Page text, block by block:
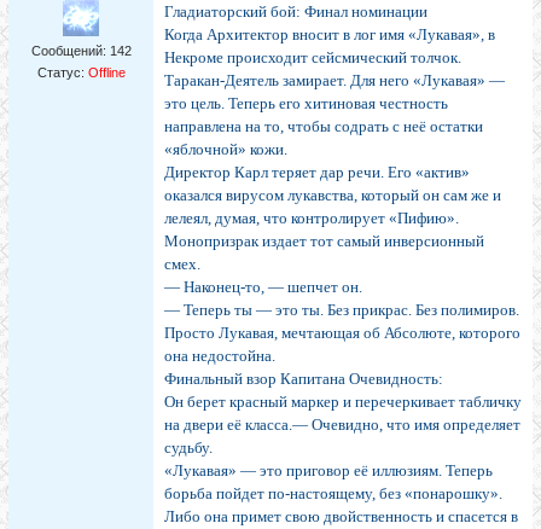
Сообщений: 142
Статус: Offline
Гладиаторский бой: Финал номинации
Когда Архитектор вносит в лог имя «Лукавая», в
Некроме происходит сейсмический толчок.
Таракан-Деятель замирает. Для него «Лукавая» —
это цель. Теперь его хитиновая честность
направлена на то, чтобы содрать с неё остатки
«яблочной» кожи.
Директор Карл теряет дар речи. Его «актив»
оказался вирусом лукавства, который он сам же и
лелеял, думая, что контролирует «Пифию».
Монопризрак издает тот самый инверсионный
смех.
— Наконец-то, — шепчет он.
— Теперь ты — это ты. Без прикрас. Без полимиров.
Просто Лукавая, мечтающая об Абсолюте, которого
она недостойна.
Финальный взор Капитана Очевидность:
Он берет красный маркер и перечеркивает табличку
на двери её класса.— Очевидно, что имя определяет
судьбу.
«Лукавая» — это приговор её иллюзиям. Теперь
борьба пойдет по-настоящему, без «понарошку».
Либо она примет свою двойственность и спасется в